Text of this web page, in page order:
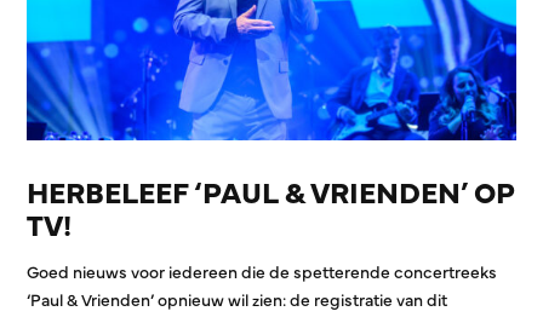
HERBELEEF ‘PAUL & VRIENDEN’ OP
TV!
Goed nieuws voor iedereen die de spetterende concertreeks
‘Paul & Vrienden’ opnieuw wil zien: de registratie van dit